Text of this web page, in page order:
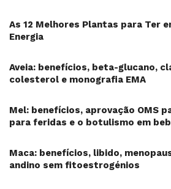
As 12 Melhores Plantas para Ter
Energia
Aveia: benefícios, beta-glucano,
colesterol e monografia EMA
Mel: benefícios, aprovação OMS
para feridas e o botulismo em
Maca: benefícios, libido,
andino sem fitoestrogénios